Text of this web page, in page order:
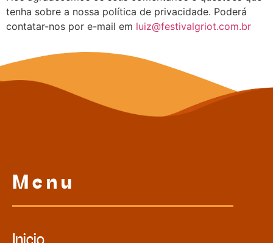
tenha sobre a nossa política de privacidade. Poderá
contatar-nos por e-mail em luiz@festivalgriot.com.br
Menu